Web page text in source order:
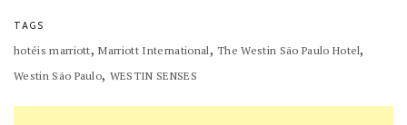
TAGS
hotéis marriott,Marriott International,The Westin São Paulo Hotel,
Westin São Paulo, WESTIN SENSES